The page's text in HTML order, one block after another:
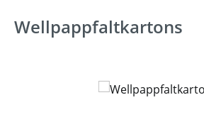
Wellpappfaltkartons
Bildergalerie überspringen